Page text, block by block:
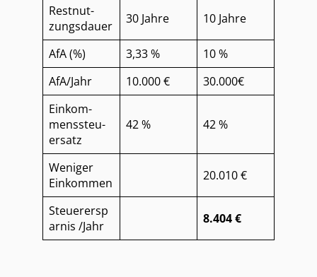
Rest­nut­
zungs­dau­er
30 Jahre 10 Jahre
AfA (%) 3,33 %
10 %
AfA/Jahr
10.000 €
30.000€
Ein­kom­
mens­steu­
er­satz
42 % 42 %
Weniger
Einkommen
20.010 €
Steuerersp
arnis /Jahr
8.404 €